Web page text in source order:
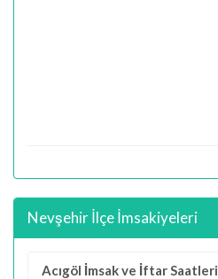
Nevşehir İlçe İmsakiyeleri
Acıgöl İmsak ve İftar Saatleri